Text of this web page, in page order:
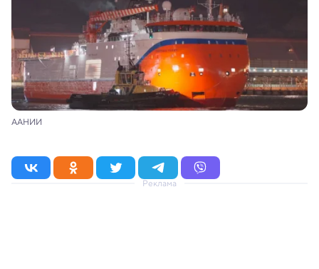
ААНИИ
Реклама